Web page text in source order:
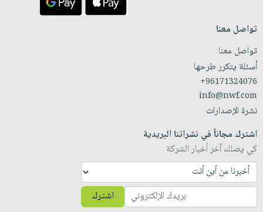
تواصل معنا
تواصل معنا
أسئلة يتكرر طرحها
+96171324076
info@nwf.com
نشرة الإصدارات
اشترك مجاناً في نشراتنا البريدية
كي يصلك آخر أخبار الشركة
اشترك